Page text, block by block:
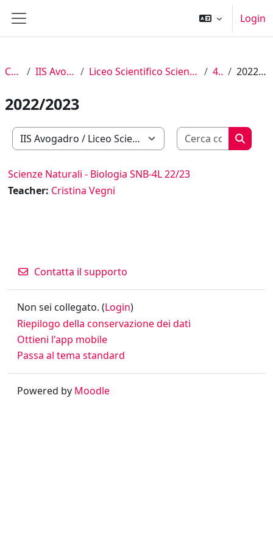
Pannello laterale
Login
Corsi IIS Avogadro Liceo Scientifico Scienze Applicate 4° L 2022/2023
2022/2023
Categorie di corso
Cerca
Cerca
Scienze Naturali - Biologia SNB-4L 22/23
Teacher: Cristina Vegni
Contatta il supporto
Non sei collegato. (Login)
Riepilogo della conservazione dei dati
Ottieni l'app mobile
Passa al tema standard
Powered by Moodle